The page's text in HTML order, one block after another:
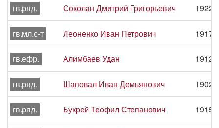
гв.ряд. Соколан Дмитрий Григорьевич 1922
гв.мл.с-т Леоненко Иван Петрович 1917
гв.ефр. Алимбаев Удан 1912
гв.ряд. Шаповал Иван Демьянович 1902
гв.ряд. Букрей Теофил Степанович 1915